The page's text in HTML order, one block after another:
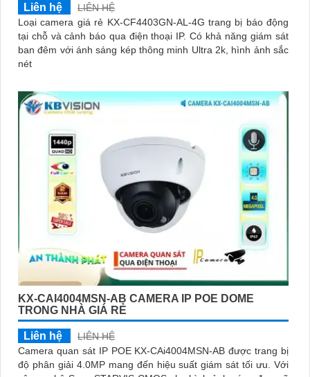
Liên hệ
LIÊN HỆ
Loại camera giá rẻ KX-CF4403GN-AL-4G trang bị báo động
tại chỗ và cảnh báo qua điện thoại IP. Có khả năng giám sát
ban đêm với ánh sáng kép thông minh Ultra 2k, hình ảnh sắc
nét
KX-CAI4004MSN-AB CAMERA IP POE DOME
TRONG NHÀ GIÁ RẺ
Liên hệ
LIÊN HỆ
Camera quan sát IP POE KX-CAi4004MSN-AB được trang bị
độ phân giải 4.0MP mang đến hiệu suất giám sát tối ưu. Với